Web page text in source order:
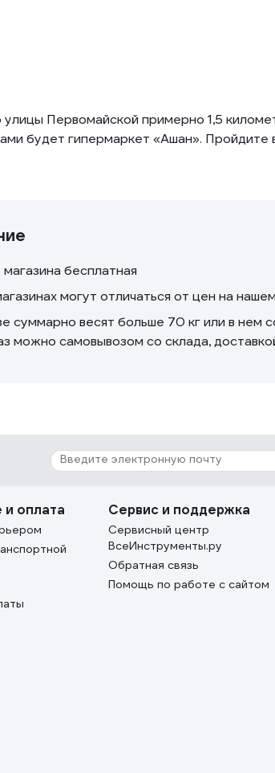
Первомайской примерно 1,5
будет гипермаркет «Ашан». Пройдите
бесплатная
могут отличаться от цен на
суммарно весят больше 70 кг или в нем
можно самовывозом со склада,
и оплата Сервис и поддержка
Сервисный центр
ВсеИнструменты.ру
Обратная связь
Помощь по работе с сайтом